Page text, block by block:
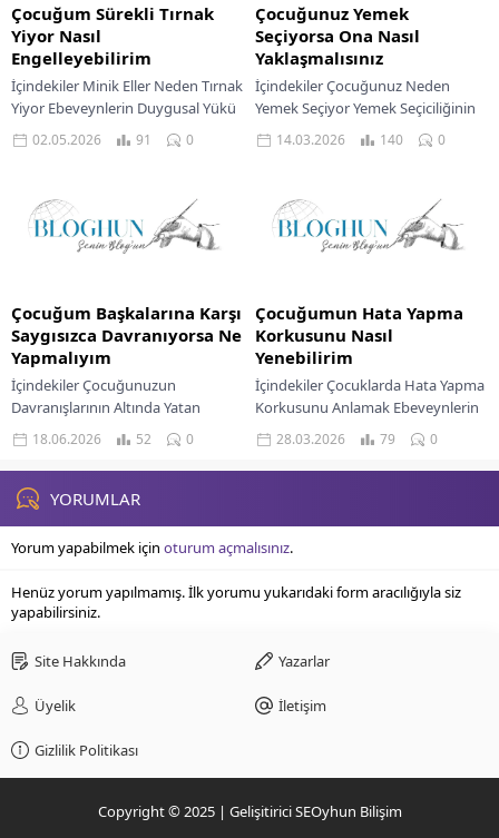
Çocuğum Sürekli Tırnak
Yiyor Nasıl
Engelleyebilirim
İçindekiler Minik Eller Neden Tırnak
Yiyor Ebeveynlerin Duygusal Yükü
Çocuğunuzu Anlamak İçin
Gözlemler Etkili Çözüm Önerileri
02.05.2026 91 0
Çocuğunuz Yemek
Seçiyorsa Ona Nasıl
Yaklaşmalısınız
İçindekiler Çocuğunuz Neden
Yemek Seçiyor Yemek Seçiciliğinin
Altındaki Nedenler Yemek Saatleri
Bir Savaş Alanı Olmasın Keyifli
14.03.2026 140 0
Çocuğum Başkalarına Karşı
Saygısızca Davranıyorsa Ne
Yapmalıyım
İçindekiler Çocuğunuzun
Davranışlarının Altında Yatan
Nedenler Saygısız Davranışlara
Yönelik Etkili Çözümler Sevgili
ebeveynler, çocuğunuzun
başkalarına karşı saygısızca
18.06.2026 52 0
Çocuğumun Hata Yapma
Korkusunu Nasıl
Yenebilirim
İçindekiler Çocuklarda Hata Yapma
Korkusunu Anlamak Ebeveynlerin
Rolü Ve Destekleyici Yaklaşımlar
Çocuğunuzun Hata Korkusunu
Aşması İçin Somut Çözümler
28.03.2026 79 0
YORUMLAR
Yorum yapabilmek için oturum açmalısınız.
Henüz yorum yapılmamış. İlk yorumu yukarıdaki form aracılığıyla siz
yapabilirsiniz.
Site Hakkında Yazarlar
Üyelik İletişim
Gizlilik Politikası
Copyright © 2025 | Gelişitirici SEOyhun Bilişim